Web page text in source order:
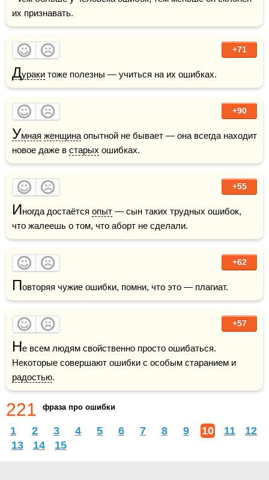
их признавать.
+71
Дураки тоже полезны — учиться на их ошибках.
+90
Умная женщина опытной не бывает — она всегда находит
новое даже в старых ошибках.
+55
Иногда достаётся опыт — сын таких трудных ошибок,
что жалеешь о том, что аборт не сделали.
+62
Повторяя чужие ошибки, помни, что это — плагиат.
+57
Не всем людям свойственно просто ошибаться.
радостью.
221 фраза про ошибки
1 2 3 4 5 6 7 8 9 10 11
12
13
14 15